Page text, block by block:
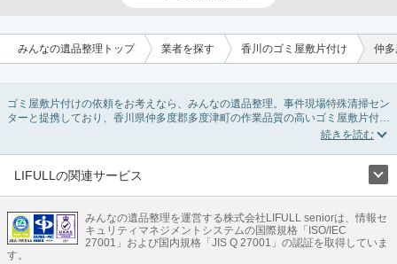
みんなの遺品整理トップ 業者を探す 香川のゴミ屋敷片付け 仲
ゴミ屋敷片付けの依頼をお考えなら、みんなの遺品整理。事件現場特殊清掃セン
ターと提携しており、香川県仲多度郡多度津町の作業品質の高いゴミ屋敷片付け
業者を掲載しています。汚部屋の片付けに伴う不用品の処分・回収・引き取りか
消臭脱臭など絞り込み条件を利用し検索してみましょう。ゴミ屋敷になってしま
う方は高齢で体力的に掃除するのが難しい、認知症やセルフネグレクトになって
またお役立ち情報も豊富なので、部屋を埋めつくす大量のゴミを自力で片付ける
方法についてもチェックしてみてください。
LIFULLの関連サービス
不動産・住宅
引越し 老人ホーム 地方創生
ママの就労支援
不動産クラウドファンディング 遺品整理 老後の暮らし情報
みんなの遺品整理を運営する株式会社LIFULL seniorは、情報セ
キュリティマネジメントシステムの国際規格「ISO/IEC
27001」および国内規格「JIS Q 27001」の認証を取得していま
す。